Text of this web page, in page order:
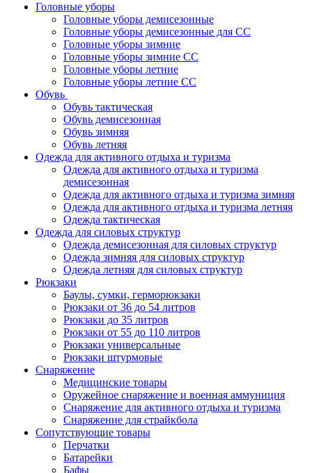
Головные уборы
Головные уборы демисезонные
Головные уборы демисезонные для СС
Головные уборы зимние
Головные уборы зимние СС
Головные уборы летние
Головные уборы летние СС
Обувь
Обувь тактическая
Обувь демисезонная
Обувь зимняя
Обувь летняя
Одежда для активного отдыха и туризма
Одежда для активного отдыха и туризма
демисезонная
Одежда для активного отдыха и туризма зимняя
Одежда для активного отдыха и туризма летняя
Одежда тактическая
Одежда для силовых структур
Одежда демисезонная для силовых структур
Одежда зимняя для силовых структур
Одежда летняя для силовых структур
Рюкзаки
Баулы, сумки, герморюкзаки
Рюкзаки от 36 до 54 литров
Рюкзаки до 35 литров
Рюкзаки от 55 до 110 литров
Рюкзаки универсальные
Рюкзаки штурмовые
Снаряжение
Медицинские товары
Оружейное снаряжение и военная аммуниция
Снаряжение для активного отдыха и туризма
Снаряжение для страйкбола
Сопутствующие товары
Перчатки
Батарейки
Бафы